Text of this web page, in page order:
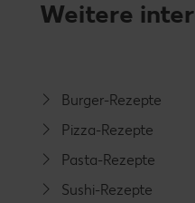
Weitere
Burger-Rezepte
Pizza-Rezepte
Pasta-Rezepte
Sushi-Rezepte